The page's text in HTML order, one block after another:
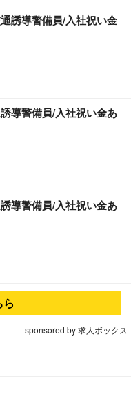
誘導警備員/入社祝い金
導警備員/入社祝い金あ
導警備員/入社祝い金あ
sponsored by 求人ボックス